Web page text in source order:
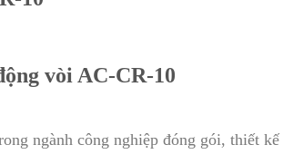
vòi AC-CR-10
ngành công nghiệp đóng gói, thiết